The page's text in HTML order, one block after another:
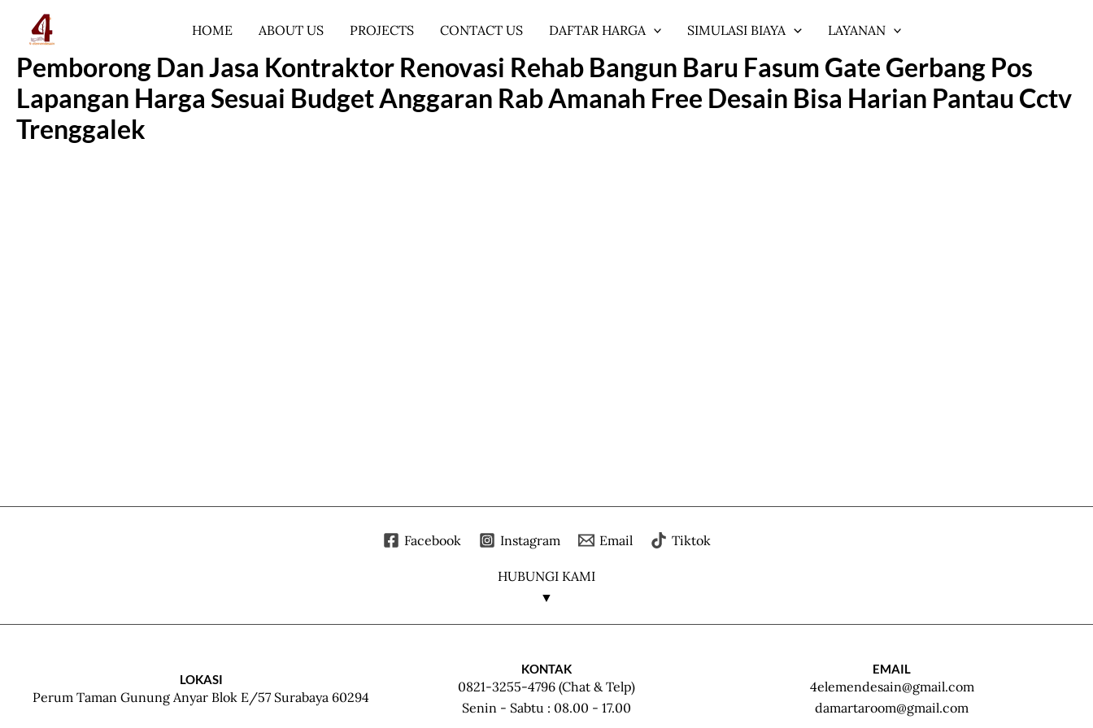
HOME ABOUT US PROJECTS CONTACT US DAFTAR HARGA SIMULASI BIAYA LAYANAN
Pemborong Dan Jasa Kontraktor Renovasi Rehab Bangun Baru Fasum Gate Gerbang Pos
Lapangan Harga Sesuai Budget Anggaran Rab Amanah Free Desain Bisa Harian Pantau Cctv
Trenggalek
Facebook Instagram Email Tiktok
HUBUNGI KAMI
▼
LOKASI
Perum Taman Gunung Anyar Blok E/57 Surabaya 60294
KONTAK
0821-3255-4796 (Chat & Telp)
Senin - Sabtu : 08.00 - 17.00
EMAIL
4elemendesain@gmail.com
damartaroom@gmail.com